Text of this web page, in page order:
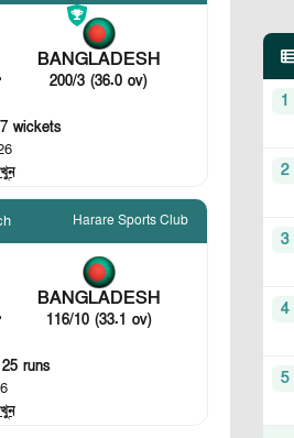
BANGLADESH
200/3 (36.0 ov)
wickets
Harare Sports Club
BANGLADESH
116/10 (33.1 ov)
runs
1
2
3
4
5